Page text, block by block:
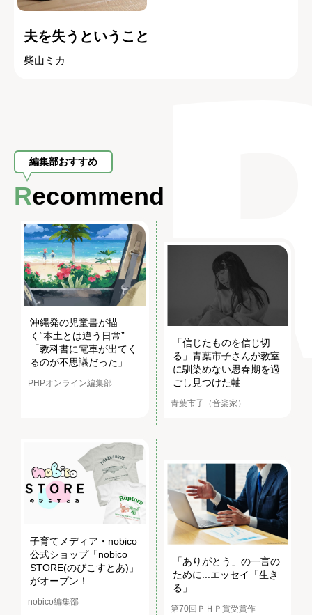
夫を失うということ
柴山ミカ
編集部おすすめ
Recommend
沖縄発の児童書が描
く“本土とは違う日常”
「教科書に電車が出てく
るのが不思議だった」
PHPオンライン編集部
「信じたものを信じ切
る」青葉市子さんが教室
に馴染めない思春期を過
ごし見つけた軸
青葉市子（音楽家）
子育てメディア・nobico
公式ショップ「nobico
STORE(のびこすとあ)」
がオープン！
nobico編集部
「ありがとう」の一言の
ために...エッセイ「生き
る」
第70回ＰＨＰ賞受賞作